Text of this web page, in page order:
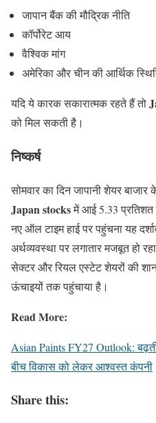
जापान बैंक की मौद्रिक नीति
कॉर्पोरेट आय
वैश्विक मांग
अमेरिका और चीन की आर्थिक
यदि ये कारक सकारात्मक रहते हैं तो
को मिल सकती है।
निष्कर्ष
सोमवार का दिन जापानी शेयर
Japan stocksमें आई 5.33
नए ऑल टाइम हाई पर पहुंचना यह
अर्थव्यवस्था पर लगातार मजबूत हो
सेक्टर और रियल एस्टेट शेयरों की
ऊंचाइयों तक पहुंचाया है।
Read More:
Asian Paints FY27 Outlook:
बीच विकास को लेकर आश्वस्त कंपनी
Share this: